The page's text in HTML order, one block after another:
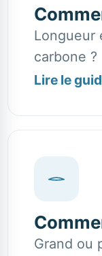
Longueur
carbone ?
Lire le
Grand ou